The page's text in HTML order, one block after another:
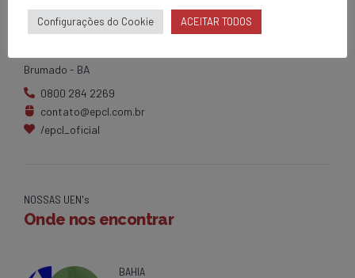
Matriz
Brumado - BA
0800 284 2269
contato@epcl.com.br
/epcl_oficial
NOSSAS UEN's
Onde nos encontrar
BAHIA
Configurações do Cookie ACEITAR TODOS